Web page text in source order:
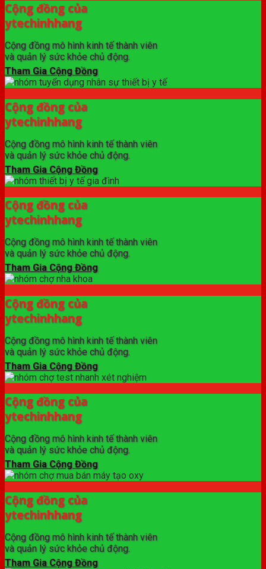
Cộng đồng của
ytechinhhang
Cộng đồng mô hình kinh tế thành viên
và quản lý sức khỏe chủ động.
Tham Gia Cộng Đồng
Cộng đồng của
ytechinhhang
Cộng đồng mô hình kinh tế thành viên
và quản lý sức khỏe chủ động.
Tham Gia Cộng Đồng
Cộng đồng của
ytechinhhang
Cộng đồng mô hình kinh tế thành viên
và quản lý sức khỏe chủ động.
Tham Gia Cộng Đồng
Cộng đồng của
ytechinhhang
Cộng đồng mô hình kinh tế thành viên
và quản lý sức khỏe chủ động.
Tham Gia Cộng Đồng
Cộng đồng của
ytechinhhang
Cộng đồng mô hình kinh tế thành viên
và quản lý sức khỏe chủ động.
Tham Gia Cộng Đồng
Cộng đồng của
ytechinhhang
Cộng đồng mô hình kinh tế thành viên
và quản lý sức khỏe chủ động.
Tham Gia Cộng Đồng